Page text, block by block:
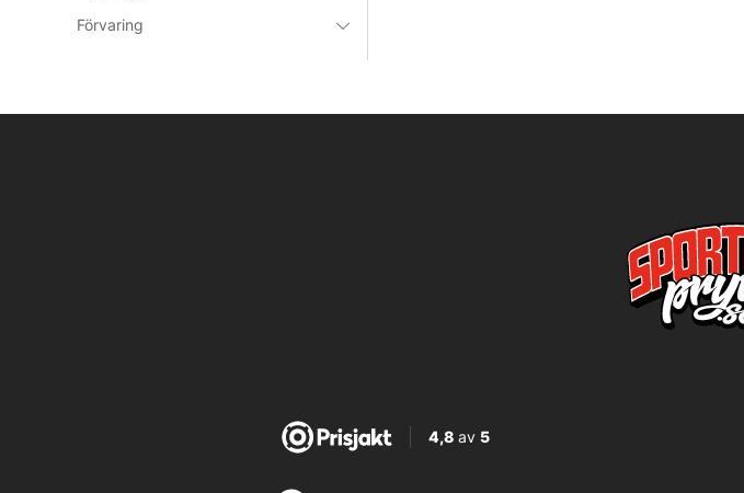
Förvaring
4,8 av5